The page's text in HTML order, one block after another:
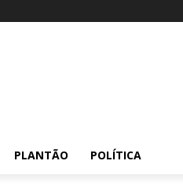
PLANTÃO POLÍTICA